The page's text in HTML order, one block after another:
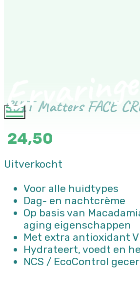
Ga
SUIT Matters FACE
24,50
Uitverkocht
Voor alle huidtypes
Dag- en nachtcrème
Op basis van
aging eigenschappen
Met extra antioxidant
Hydrateert, voedt en
NCS / EcoControl